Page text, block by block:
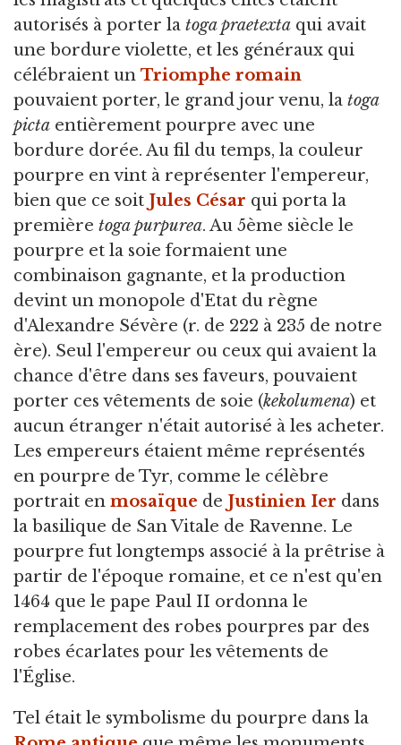
autorisés à porter la toga praetexta qui avait
une bordure violette, et les généraux qui
célébraient un Triomphe romain
pouvaient porter, le grand jour venu, la toga
picta entièrement pourpre avec une
bordure dorée. Au fil du temps, la couleur
pourpre en vint à représenter l'empereur,
bien que ce soit Jules César qui porta la
première toga purpurea. Au 5ème siècle le
pourpre et la soie formaient une
combinaison gagnante, et la production
devint un monopole d'Etat du règne
d'Alexandre Sévère (r. de 222 à 235 de notre
ère). Seul l'empereur ou ceux qui avaient la
chance d'être dans ses faveurs, pouvaient
porter ces vêtements de soie (kekolumena) et
aucun étranger n'était autorisé à les acheter.
Les empereurs étaient même représentés
en pourpre de Tyr, comme le célèbre
portrait en mosaïque de Justinien Ier dans
la basilique de San Vitale de Ravenne. Le
pourpre fut longtemps associé à la prêtrise à
partir de l'époque romaine, et ce n'est qu'en
1464 que le pape Paul II ordonna le
remplacement des robes pourpres par des
robes écarlates pour les vêtements de
l'Église.
Tel était le symbolisme du pourpre dans la